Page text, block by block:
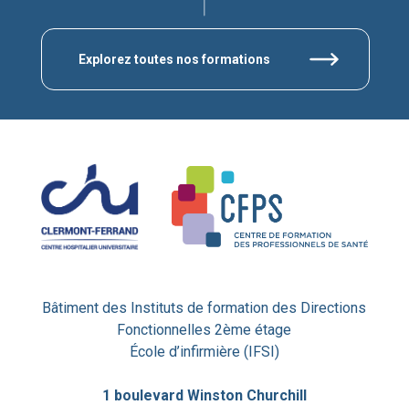
Explorez toutes nos formations
Bâtiment des Instituts de formation des Directions
Fonctionnelles 2ème étage
École d’infirmière (IFSI)
1 boulevard Winston Churchill